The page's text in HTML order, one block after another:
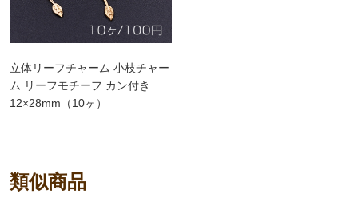
立体リーフチャーム 小枝チャー
ム リーフモチーフ カン付き
12×28mm（10ヶ）
類似商品